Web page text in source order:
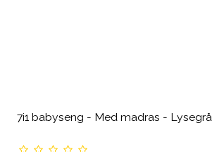
7i1 babyseng - Med madras - Lysegrå